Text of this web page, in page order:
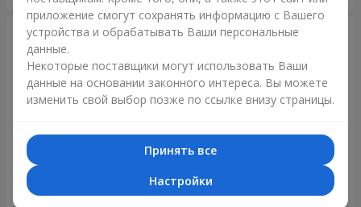
Букет "Крещатик" Букет "Мы и лето"
приложение смогут сохранять информацию с Вашего
устройства и обрабатывать Ваши персональные
данные.
Некоторые поставщики могут использовать Ваши
данные на основании законного интереса. Вы можете
изменить свой выбор позже по ссылке внизу страницы.
Принять все
Настройки